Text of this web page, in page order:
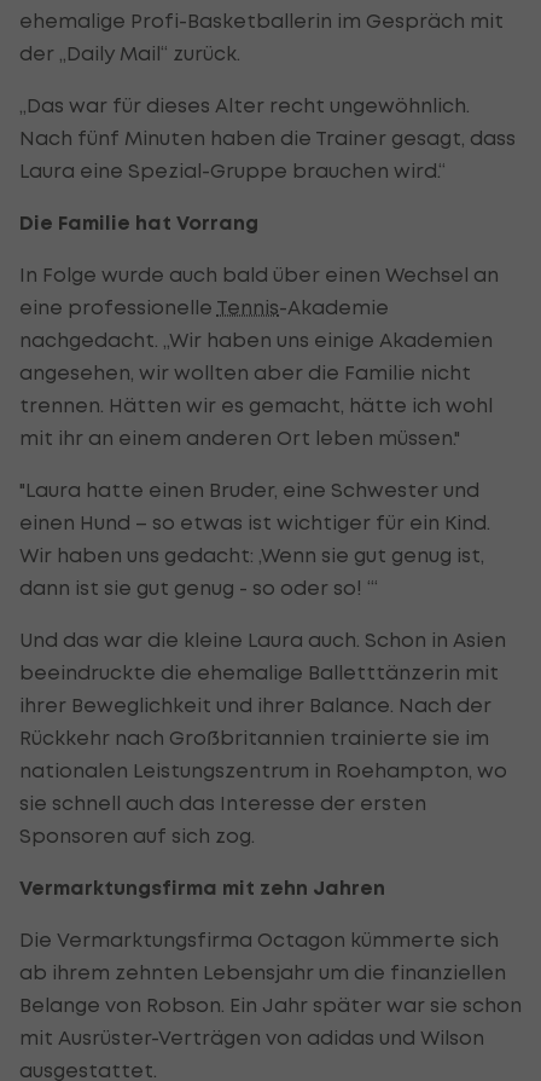
ehemalige Profi-Basketballerin im Gespräch mit
der „Daily Mail“ zurück.
„Das war für dieses Alter recht ungewöhnlich.
Nach fünf Minuten haben die Trainer gesagt, dass
Laura eine Spezial-Gruppe brauchen wird.“
Die Familie hat Vorrang
In Folge wurde auch bald über einen Wechsel an
eine professionelle Tennis-Akademie
nachgedacht. „Wir haben uns einige Akademien
angesehen, wir wollten aber die Familie nicht
trennen. Hätten wir es gemacht, hätte ich wohl
mit ihr an einem anderen Ort leben müssen."
"Laura hatte einen Bruder, eine Schwester und
einen Hund – so etwas ist wichtiger für ein Kind.
Wir haben uns gedacht: ‚Wenn sie gut genug ist,
dann ist sie gut genug - so oder so! ‘“
Und das war die kleine Laura auch. Schon in Asien
beeindruckte die ehemalige Balletttänzerin mit
ihrer Beweglichkeit und ihrer Balance. Nach der
Rückkehr nach Großbritannien trainierte sie im
nationalen Leistungszentrum in Roehampton, wo
sie schnell auch das Interesse der ersten
Sponsoren auf sich zog.
Vermarktungsfirma mit zehn Jahren
Die Vermarktungsfirma Octagon kümmerte sich
ab ihrem zehnten Lebensjahr um die finanziellen
Belange von Robson. Ein Jahr später war sie schon
mit Ausrüster-Verträgen von adidas und Wilson
ausgestattet.